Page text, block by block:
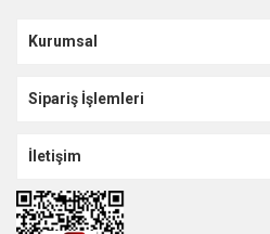
Kurumsal
Sipariş İşlemleri
İletişim